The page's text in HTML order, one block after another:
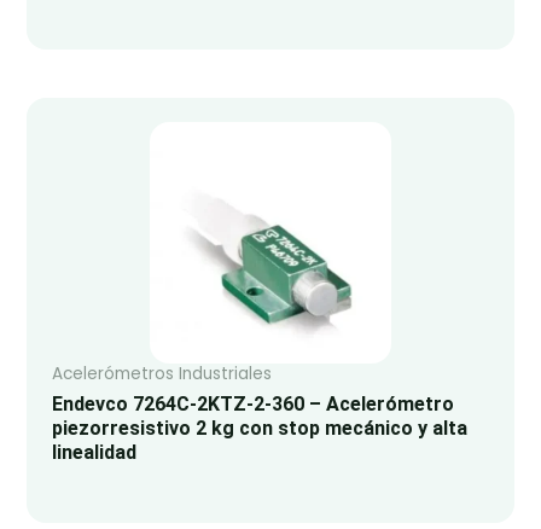
Acelerómetros Industriales
Endevco 7264C-2KTZ-2-360 – Acelerómetro
piezorresistivo 2 kg con stop mecánico y alta
linealidad